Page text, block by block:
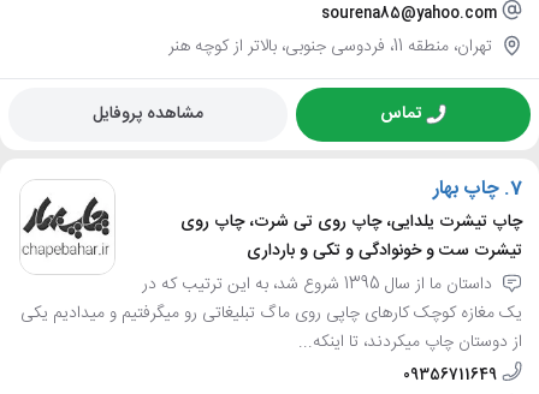
sourena85@yahoo.com
تهران، منطقه 11، فردوسی جنوبی، بالاتر از کوچه هنر
تماس مشاهده پروفایل
7. چاپ بهار
چاپ تیشرت یلدایی، چاپ روی تی شرت، چاپ روی
تیشرت ست و خونوادگی و تکی و بارداری
داستان ما از سال 1395 شروع شد، به این ترتیب که در
یک مغازه کوچک کارهای چاپی روی ماگ تبلیغاتی رو میگرفتیم و میدادیم یکی
از دوستان چاپ میکردند، تا اینکه...
09356711649